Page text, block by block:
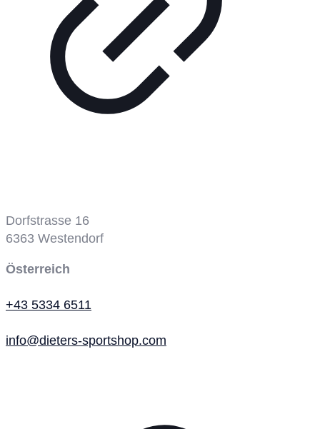
Dorfstrasse 16
6363 Westendorf
Österreich
+43 5334 6511
info@dieters-sportshop.com